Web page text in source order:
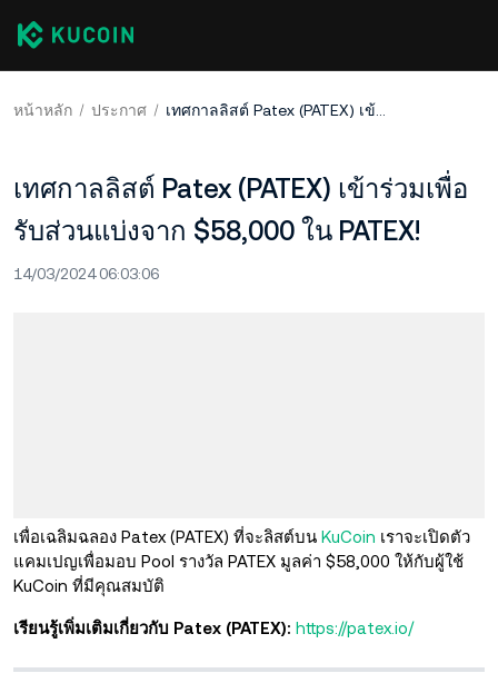
หน้าหลัก ประกาศ เทศกาลลิสต์ Patex (PATEX) เข้าร่วมเพื่อรับส่วนแบ่งจาก $58,000 ใน PATEX!
เทศกาลลิสต์ Patex (PATEX) เข้าร่วมเพื่อ
รับส่วนแบ่งจาก $58,000 ใน PATEX!
14/03/2024 06:03:06
เพื่อเฉลิมฉลอง Patex (PATEX) ที่จะลิสต์บน KuCoin เราจะเปิดตัว
แคมเปญเพื่อมอบ Pool รางวัล PATEX มูลค่า $58,000 ให้กับผู้ใช้
KuCoin ที่มีคุณสมบัติ
เรียนรู้เพิ่มเติมเกี่ยวกับ Patex (PATEX): https://patex.io/